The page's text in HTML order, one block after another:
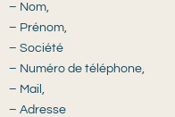
– Nom,
– Prénom,
– Société
– Numéro de téléphone,
– Mail,
– Adresse